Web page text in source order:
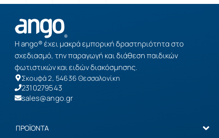
Η ango® έχει μακρά εμπορική δραστηριότητα στο
σχεδιασμό, την παραγωγή και διάθεση παιδικών
φωτιστικών και ειδών διακόσμησης.
Σκουφά 2, 54636 Θεσσαλονίκη
2310279543
sales@ango.gr
ΠΡΟΪΟΝΤΑ